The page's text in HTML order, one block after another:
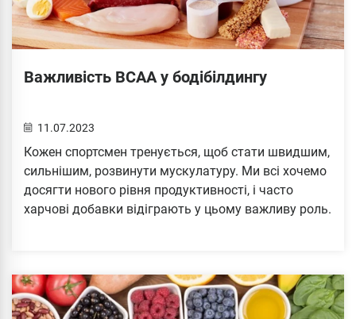
Важливість ВСАА у бодібілдингу
11.07.2023
Кожен спортсмен тренується, щоб стати швидшим,
сильнішим, розвинути мускулатуру. Ми всі хочемо
досягти нового рівня продуктивності, і часто
харчові добавки відіграють у цьому важливу роль.